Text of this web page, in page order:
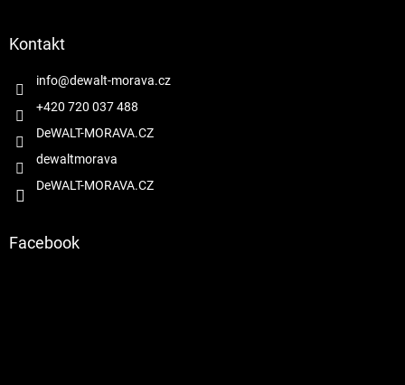
Kontakt
info@dewalt-morava.cz
+420 720 037 488
DeWALT-MORAVA.CZ
dewaltmorava
DeWALT-MORAVA.CZ
Facebook